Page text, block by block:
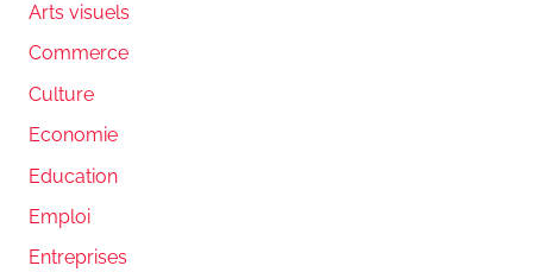
Arts visuels
Commerce
Culture
Economie
Education
Emploi
Entreprises